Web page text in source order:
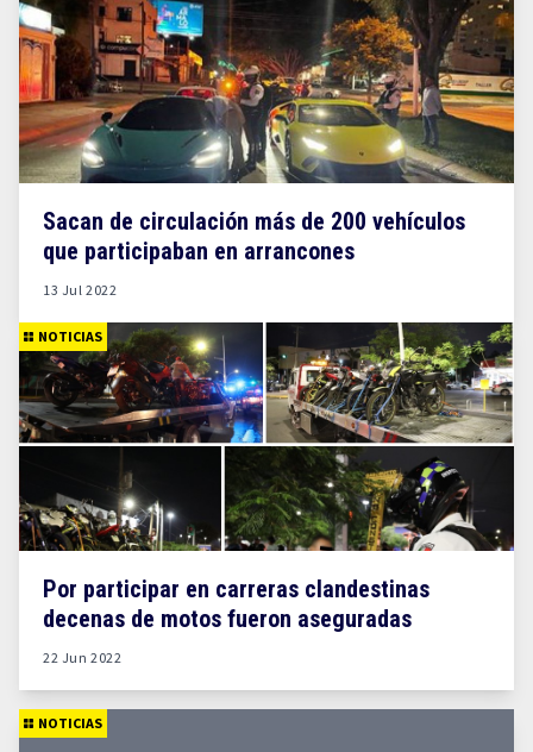
Sacan de circulación más de 200 vehículos
que participaban en arrancones
13 Jul 2022
NOTICIAS
Por participar en carreras clandestinas
decenas de motos fueron aseguradas
22 Jun 2022
NOTICIAS